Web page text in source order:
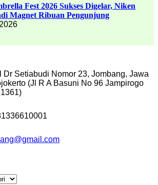
Fest 2026 Sukses Digelar, Niken
Magnet Ribuan Pengunjung
Dr Setiabudi Nomor 23, Jombang, Jawa
(Jl R A Basuni No 96 Jampirogo